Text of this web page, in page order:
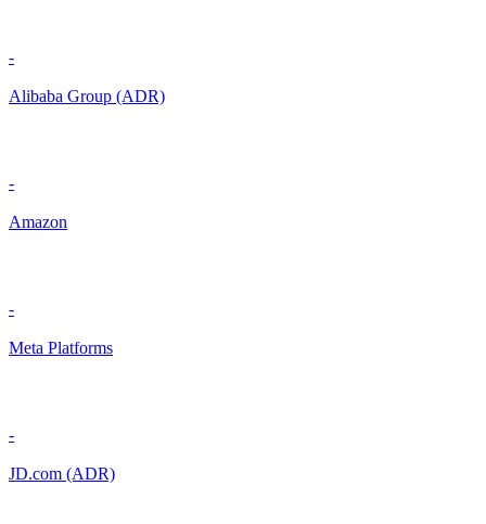
-
Alibaba Group (ADR)
-
Amazon
-
Meta Platforms
-
JD.com (ADR)